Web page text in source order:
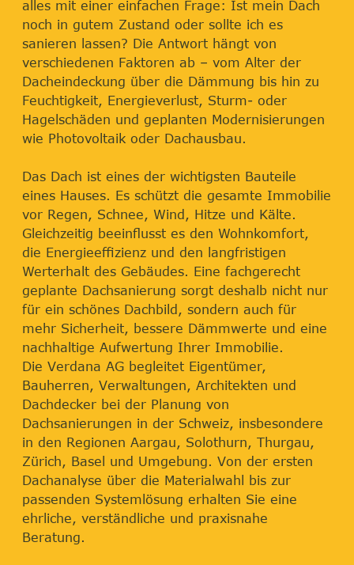
alles mit einer einfachen Frage: Ist mein Dach
noch in gutem Zustand oder sollte ich es
sanieren lassen? Die Antwort hängt von
verschiedenen Faktoren ab – vom Alter der
Dacheindeckung über die Dämmung bis hin zu
Feuchtigkeit, Energieverlust, Sturm- oder
Hagelschäden und geplanten Modernisierungen
wie Photovoltaik oder Dachausbau.
Das Dach ist eines der wichtigsten Bauteile
eines Hauses. Es schützt die gesamte Immobilie
vor Regen, Schnee, Wind, Hitze und Kälte.
Gleichzeitig beeinflusst es den Wohnkomfort,
die Energieeffizienz und den langfristigen
Werterhalt des Gebäudes. Eine fachgerecht
geplante Dachsanierung sorgt deshalb nicht nur
für ein schönes Dachbild, sondern auch für
mehr Sicherheit, bessere Dämmwerte und eine
nachhaltige Aufwertung Ihrer Immobilie.
Die Verdana AG begleitet Eigentümer,
Bauherren, Verwaltungen, Architekten und
Dachdecker bei der Planung von
Dachsanierungen in der Schweiz, insbesondere
in den Regionen Aargau, Solothurn, Thurgau,
Zürich, Basel und Umgebung. Von der ersten
Dachanalyse über die Materialwahl bis zur
passenden Systemlösung erhalten Sie eine
ehrliche, verständliche und praxisnahe
Beratung.